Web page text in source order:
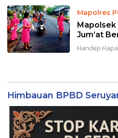
Mapolres
Mapolsek
Jum’at
Handep
Himbauan BPBD